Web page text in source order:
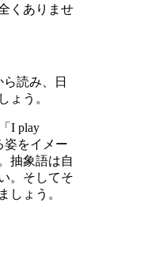
くありませ
読み、日
ょう。
I play
姿をイメー
抽象語は自
。そしてそ
しょう。